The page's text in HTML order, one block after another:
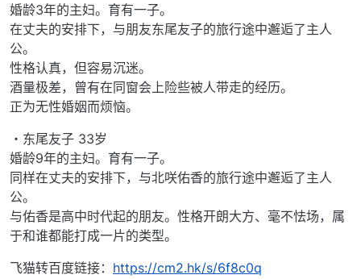
婚龄3年的主妇。育有一子。
在丈夫的安排下，与朋友东尾友子的旅行途中邂逅了主人
公。
性格认真，但容易沉迷。
酒量极差，曾有在同窗会上险些被人带走的经历。
正为无性婚姻而烦恼。
・东尾友子 33岁
婚龄9年的主妇。育有一子。
同样在丈夫的安排下，与北咲佑香的旅行途中邂逅了主人
公。
与佑香是高中时代起的朋友。性格开朗大方、毫不怯场，属
于和谁都能打成一片的类型。
飞猫转百度链接： https://cm2.hk/s/6f8c0q